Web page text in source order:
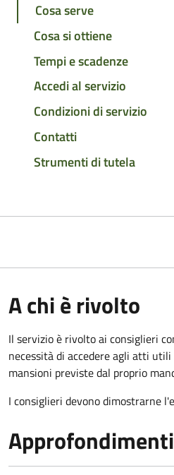
Cosa serve
Cosa si ottiene
Tempi e scadenze
Accedi al servizio
Condizioni di servizio
Contatti
Strumenti di tutela
A chi è rivolto
Il servizio è rivolto ai consiglieri
necessità di accedere agli atti
mansioni previste dal proprio
I consiglieri devono dimostrarne
Approfondimenti